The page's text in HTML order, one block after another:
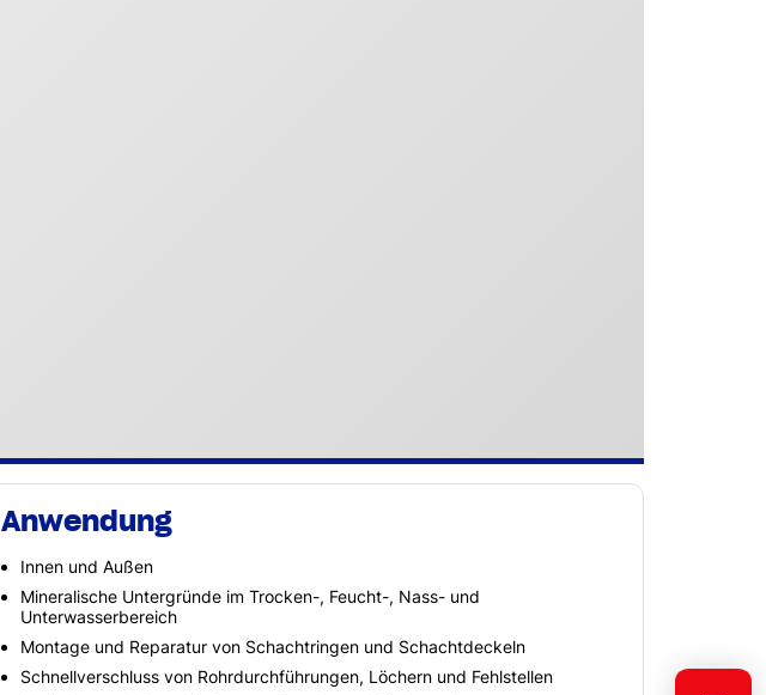
Anwendung
Innen und Außen
Mineralische Untergründe im Trocken-, Feucht-, Nass- und
Unterwasserbereich
Montage und Reparatur von Schachtringen und Schachtdeckeln
Schnellverschluss von Rohrdurchführungen, Löchern und Fehlstellen